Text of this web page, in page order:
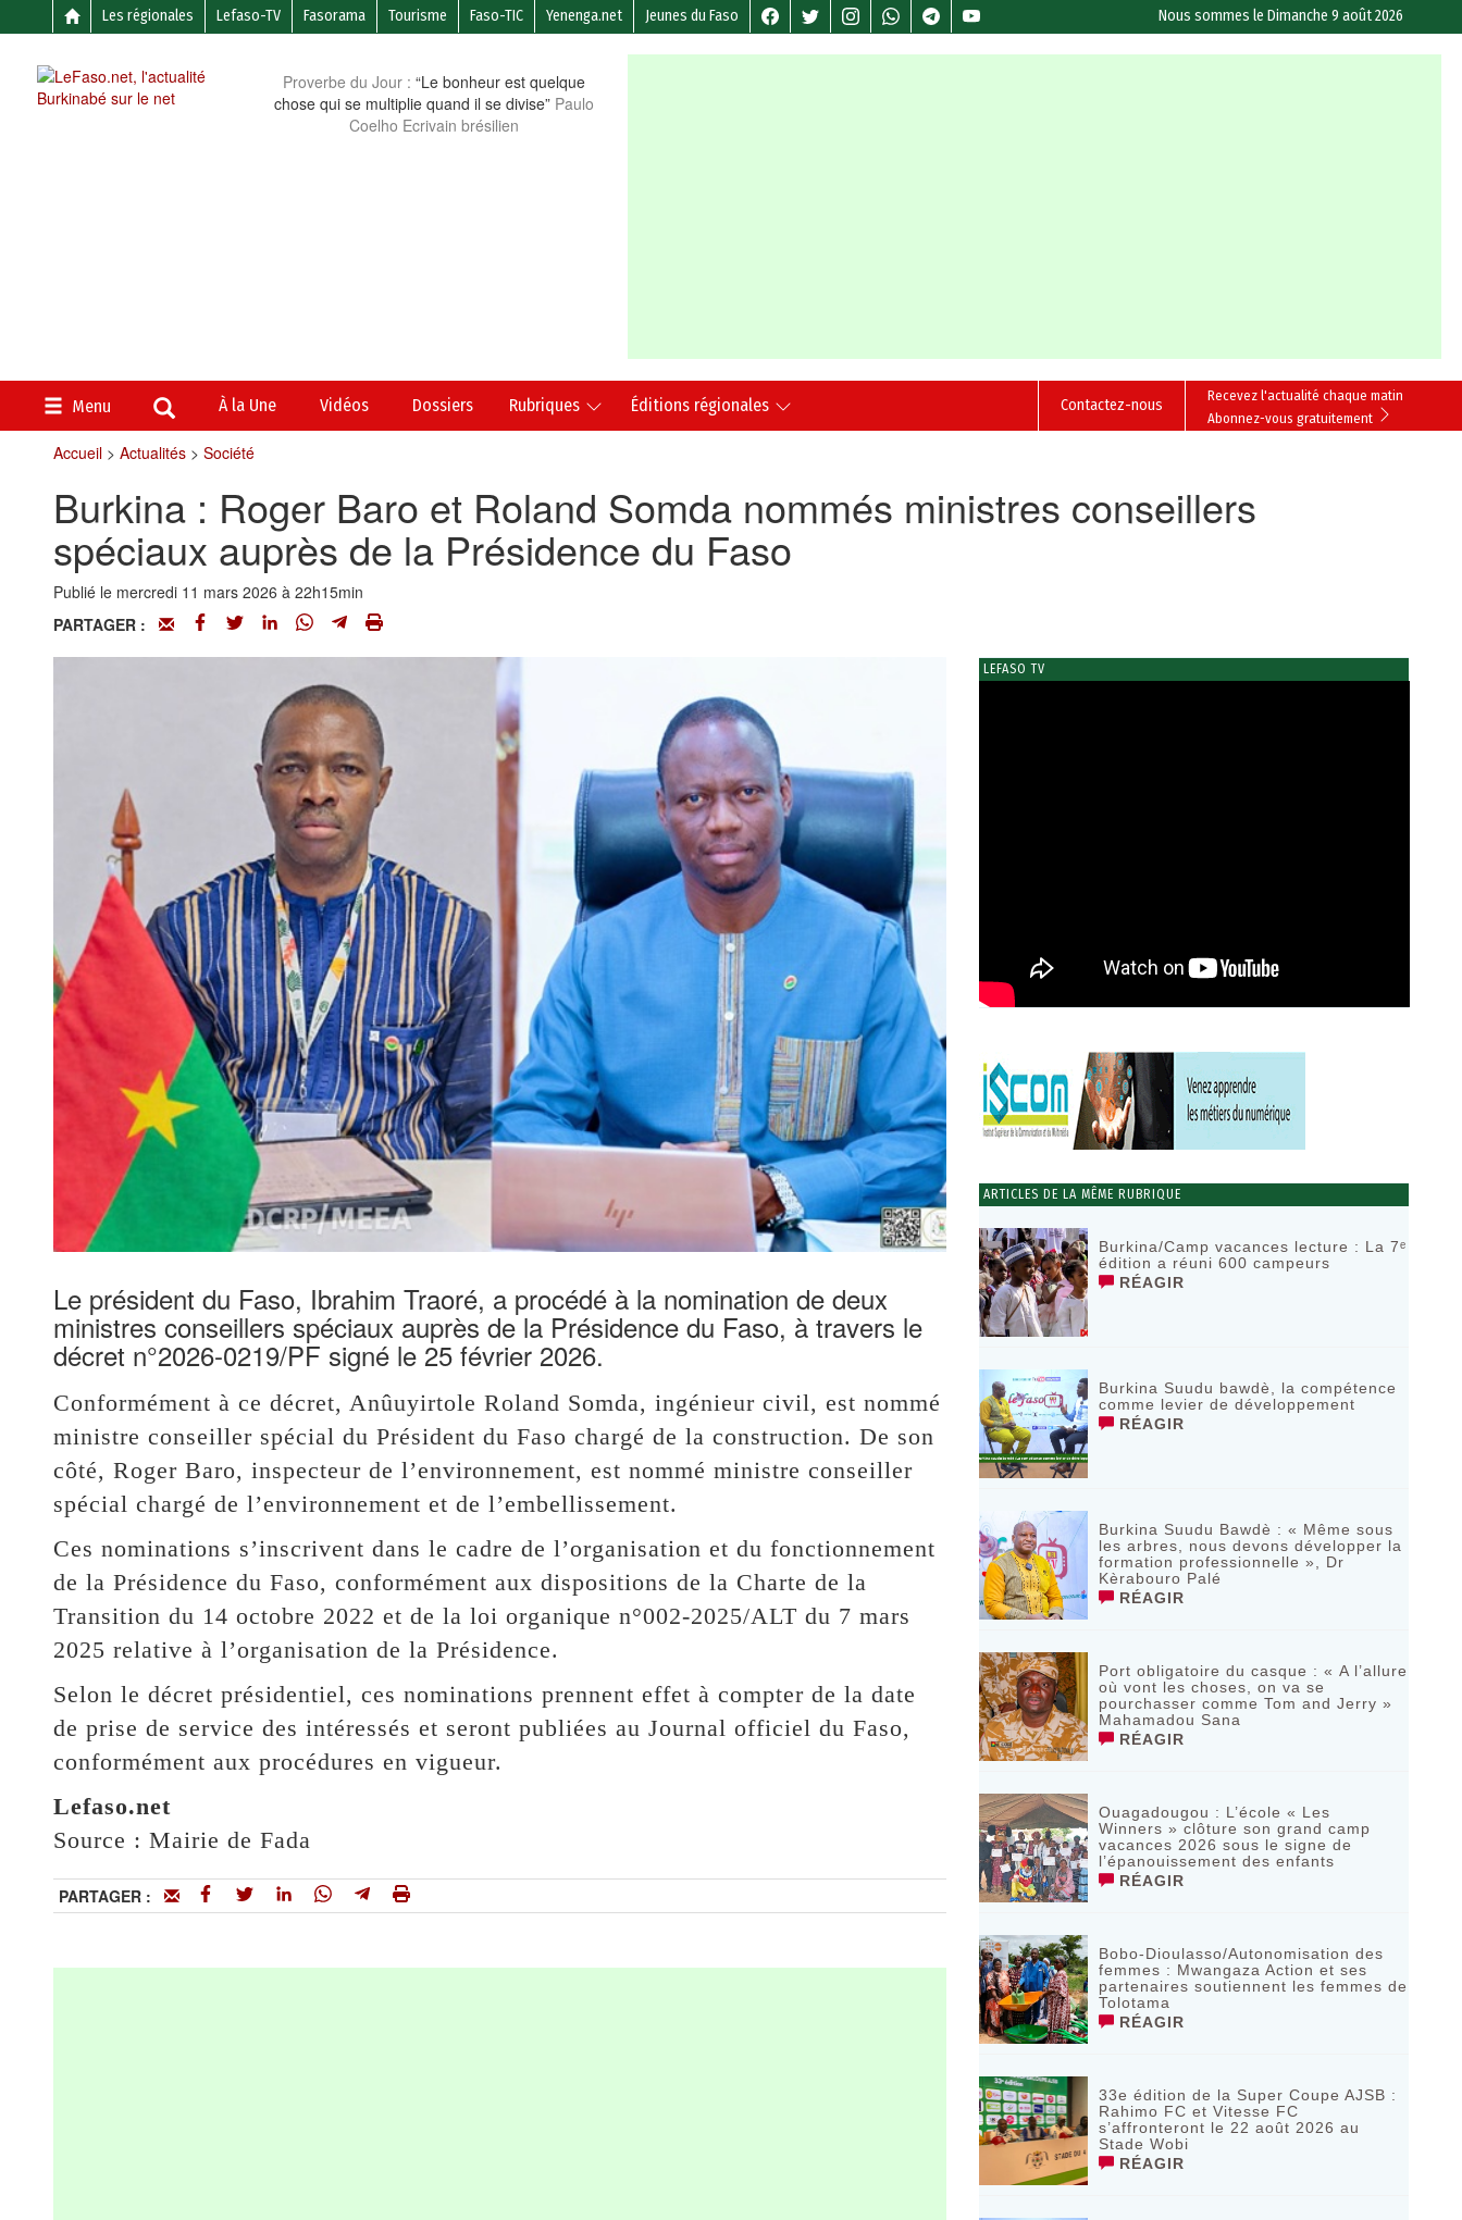
Les régionales Lefaso-TV Fasorama Tourisme Faso-TIC Yenenga.net Jeunes du Faso Nous sommes leDimanche 9 août 2026
Proverbe du Jour : “Le bonheur est quelque
chose qui se multiplie quand il se divise” Paulo
Coelho Ecrivain brésilien
Menu À la Une Vidéos Dossiers Rubriques Éditions régionales
Recevez l'actualité chaque matin
Abonnez-vous gratuitement
Contactez-nous
Accueil> Actualités> Société
Burkina : Roger Baro et Roland Somda nommés ministres conseillers
spéciaux auprès de la Présidence du Faso
Publié le mercredi 11 mars 2026 à 22h15min
PARTAGER :
Le président du Faso, Ibrahim Traoré, a procédé à la nomination de deux
ministres conseillers spéciaux auprès de la Présidence du Faso, à travers le
décret n°2026-0219/PF signé le 25 février 2026.
Conformément à ce décret, Anûuyirtole Roland Somda, ingénieur civil, est nommé
ministre conseiller spécial du Président du Faso chargé de la construction. De son
côté, Roger Baro, inspecteur de l’environnement, est nommé ministre conseiller
spécial chargé de l’environnement et de l’embellissement.
Ces nominations s’inscrivent dans le cadre de l’organisation et du fonctionnement
de la Présidence du Faso, conformément aux dispositions de la Charte de la
Transition du 14 octobre 2022 et de la loi organique n°002-2025/ALT du 7 mars
2025 relative à l’organisation de la Présidence.
Selon le décret présidentiel, ces nominations prennent effet à compter de la date
de prise de service des intéressés et seront publiées au Journal officiel du Faso,
conformément aux procédures en vigueur.
Lefaso.net
Source : Mairie de Fada
PARTAGER :
LEFASO TV
ARTICLES DE LA MÊME RUBRIQUE
Burkina/Camp vacances lecture : La 7ᵉ
édition a réuni 600 campeurs
RÉAGIR
Burkina Suudu bawdè, la compétence
comme levier de développement
RÉAGIR
Burkina Suudu Bawdè : « Même sous
les arbres, nous devons développer la
formation professionnelle », Dr
Kèrabouro Palé
RÉAGIR
Port obligatoire du casque : « A l’allure
où vont les choses, on va se
pourchasser comme Tom and Jerry »
Mahamadou Sana
RÉAGIR
Ouagadougou : L’école « Les
Winners » clôture son grand camp
vacances 2026 sous le signe de
l’épanouissement des enfants
RÉAGIR
Bobo-Dioulasso/Autonomisation des
femmes : Mwangaza Action et ses
partenaires soutiennent les femmes de
Tolotama
RÉAGIR
33e édition de la Super Coupe AJSB :
Rahimo FC et Vitesse FC
s’affronteront le 22 août 2026 au
Stade Wobi
RÉAGIR